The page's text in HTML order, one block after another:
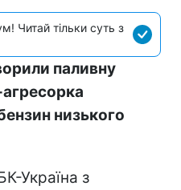
Читай тільки суть з
паливну
агресорка
низького
Україна з